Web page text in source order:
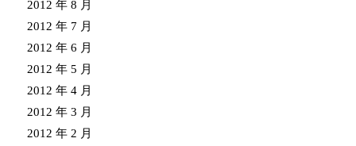
2012 年 8 月
2012 年 7 月
2012 年 6 月
2012 年 5 月
2012 年 4 月
2012 年 3 月
2012 年 2 月